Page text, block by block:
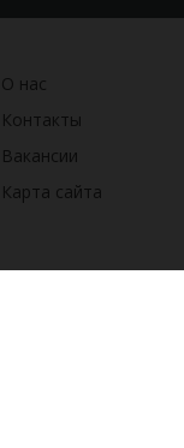
О нас
Контакты
Вакансии
Карта сайта